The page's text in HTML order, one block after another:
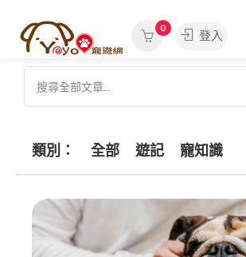
0
登入
類別： 全部 遊記 寵知識